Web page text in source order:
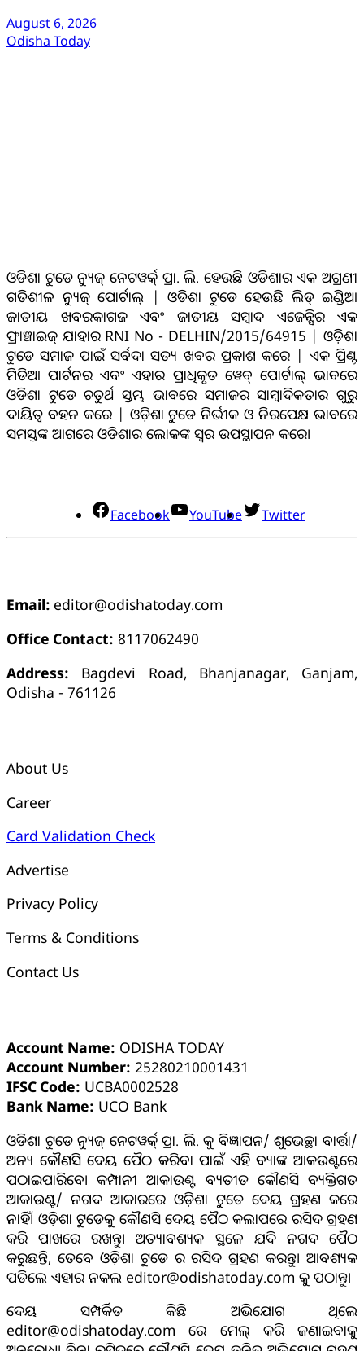
August 6, 2026
Odisha Today
ଓଡିଶା ଟୁଡେ ନ୍ୟୁଜ୍ ନେଟୱର୍କ୍ ପ୍ରା. ଲି. ହେଉଛି ଓଡିଶାର ଏକ ଅଗ୍ରଣୀ
ଗତିଶୀଳ ନ୍ୟୁଜ୍ ପୋର୍ଟାଲ୍ | ଓଡିଶା ଟୁଡେ ହେଉଛି ଲିଡ୍ ଇଣ୍ଡିଆ
ଜାତୀୟ ଖବରକାଗଜ ଏବଂ ଜାତୀୟ ସମ୍ବାଦ ଏଜେନ୍ସିର ଏକ
ଫ୍ରାଞ୍ଚାଇଜ୍ ଯାହାର RNI No - DELHIN/2015/64915 | ଓଡ଼ିଶା
ଟୁଡେ ସମାଜ ପାଇଁ ସର୍ବଦା ସତ୍ୟ ଖବର ପ୍ରକାଶ କରେ | ଏକ ପ୍ରିଣ୍ଟ
ମିଡିଆ ପାର୍ଟନର ଏବଂ ଏହାର ପ୍ରାଧିକୃତ ୱେବ୍ ପୋର୍ଟାଲ୍ ଭାବରେ
ଓଡିଶା ଟୁଡେ ଚତୁର୍ଥ ସ୍ତମ୍ଭ ଭାବରେ ସମାଜର ସାମ୍ବାଦିକତାର ଗୁରୁ
ଦାୟିତ୍ବ ବହନ କରେ | ଓଡ଼ିଶା ଟୁଡେ ନିର୍ଭୀକ ଓ ନିରପେକ୍ଷ ଭାବରେ
ସମସ୍ତଙ୍କ ଆଗରେ ଓଡିଶାର ଲୋକଙ୍କ ସ୍ୱର ଉପସ୍ଥାପନ କରେ।
Facebook YouTube Twitter
Email: editor@odishatoday.com
Office Contact: 8117062490
Address: Bagdevi Road, Bhanjanagar, Ganjam,
Odisha - 761126
About Us
Career
Card Validation Check
Advertise
Privacy Policy
Terms & Conditions
Contact Us
Account Name: ODISHA TODAY
Account Number: 25280210001431
IFSC Code: UCBA0002528
Bank Name: UCO Bank
ଓଡିଶା ଟୁଡେ ନ୍ୟୁଜ୍ ନେଟୱର୍କ୍ ପ୍ରା. ଲି. କୁ ବିଜ୍ଞାପନ/ ଶୁଭେଚ୍ଛା ବାର୍ତ୍ତା/
ଅନ୍ୟ କୌଣସି ଦେୟ ପୈଠ କରିବା ପାଇଁ ଏହି ବ୍ୟାଙ୍କ ଆକଉଣ୍ଟରେ
ପଠାଇପାରିବେ। କମ୍ପାନୀ ଆକାଉଣ୍ଟ ବ୍ୟତୀତ କୌଣସି ବ୍ୟକ୍ତିଗତ
ଆକାଉଣ୍ଟ/ ନଗଦ ଆକାରରେ ଓଡ଼ିଶା ଟୁଡେ ଦେୟ ଗ୍ରହଣ କରେ
ନାହିଁ। ଓଡ଼ିଶା ଟୁଡେକୁ କୌଣସି ଦେୟ ପୈଠ କଲାପରେ ରସିଦ ଗ୍ରହଣ
କରି ପାଖରେ ରଖନ୍ତୁ। ଅତ୍ୟାବଶ୍ୟକ ସ୍ଥଳେ ଯଦି ନଗଦ ପୈଠ
କରୁଛନ୍ତି, ତେବେ ଓଡ଼ିଶା ଟୁଡେ ର ରସିଦ ଗ୍ରହଣ କରନ୍ତୁ। ଆବଶ୍ୟକ
ପଡିଲେ ଏହାର ନକଲ editor@odishatoday.com କୁ ପଠାନ୍ତୁ।
ଦେୟ ସମ୍ପର୍କିତ କିଛି ଅଭିଯୋଗ ଥିଲେ
editor@odishatoday.com ରେ ମେଲ୍ କରି ଜଣାଇବାକୁ